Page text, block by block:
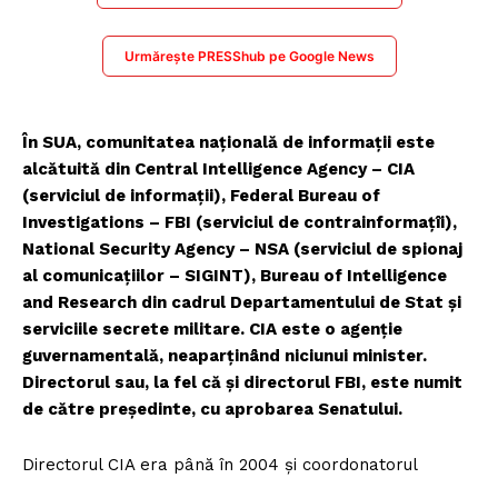
Urmărește PRESShub pe Google News
În SUA, comunitatea națională de informații este
alcătuită din Central Intelligence Agency – CIA
(serviciul de informații), Federal Bureau of
Investigations – FBI (serviciul de contrainformațîi),
National Security Agency – NSA (serviciul de spionaj
al comunicațiilor – SIGINT), Bureau of Intelligence
and Research din cadrul Departamentului de Stat și
serviciile secrete militare. CIA este o agenție
guvernamentală, neaparținând niciunui minister.
Directorul sau, la fel că și directorul FBI, este numit
de către președinte, cu aprobarea Senatului.
Directorul CIA era până în 2004 și coordonatorul